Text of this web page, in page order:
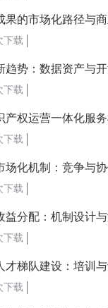
化路径与商业模式：知识产权
下载
趋势：数据资产与
下载
产权运营一体化服
下载
场化机制：竞争与
下载
益分配：机制设计
下载
才梯队建设：培训
下载